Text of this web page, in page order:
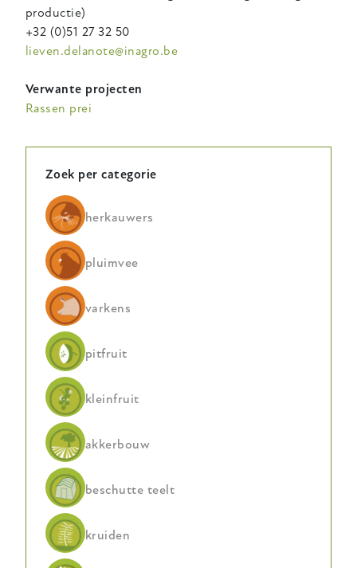
productie)
+32 (0)51 27 32 50
lieven.delanote@inagro.be
Verwante projecten
Rassen prei
Zoek per categorie
herkauwers
pluimvee
varkens
pitfruit
kleinfruit
akkerbouw
beschutte teelt
kruiden